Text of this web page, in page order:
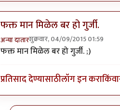
फक्त मान मिळेल बर हो गुर्जी.
अन्या दातारशुक्रवार, 04/09/2015 01:59
In reply toमी पयला... देणार देनार..
फक्त मान मिळेल बर हो गुर्जी. ;)
प्रतिसाद देण्यासाठीलॉग इन कराकिंवा